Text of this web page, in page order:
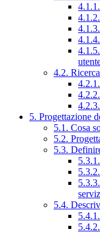
4.2.
5. Progettazione
5.1. Cosa
5.2.
5.3.
5.4.